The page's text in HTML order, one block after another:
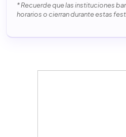
* Recuerde que las instituciones
horarios o cierran durante estas